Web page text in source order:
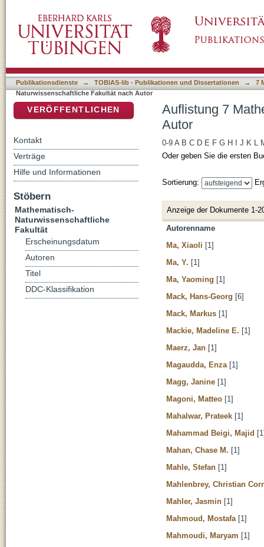
Publikationsdienste → TOBIAS-lib - Publikationen und Dissertationen →
7
Naturwissenschaftliche Fakultät nach Autor
Auflistung 7
Autor
0-9 A B C D E F G H J K L
Oder geben Sie die ersten
Sortierung:
Anzeige der Dokumente 1-
Autorenname
Ma, Xiaoli [1]
Ma, Y. [1]
Ma, Yaoming [1]
Mack, Hans-Georg [6]
Mack, Markus [1]
Mackie, Madeline E. [1]
Maerz, Jan [1]
Magaudda, Enza [1]
Magg, Janine [1]
Magoni, Matteo [1]
Mahalwar, Prateek [1]
Mahammad Beigi, Majid
Mahan, Chase M. [1]
Mahle, Stefan [1]
Mahlenbrey, Christian
Mahler, Jasmin [1]
Mahmoud, Mostafa [1]
Mahmoudi, Maryam [1]
VERÖFFENTLICHEN
Kontakt
Verträge
Hilfe und Informationen
Stöbern
Mathematisch-
Naturwissenschaftliche
Fakultät
Erscheinungsdatum
Autoren
Titel
DDC-Klassifikation